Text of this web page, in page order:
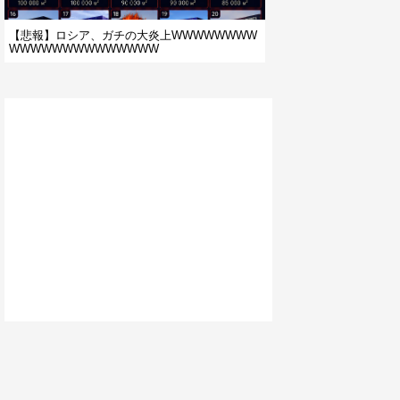
【悲報】ロシア、ガチの大炎上WWWWWWWW
WWWWWWWWWWWWWW